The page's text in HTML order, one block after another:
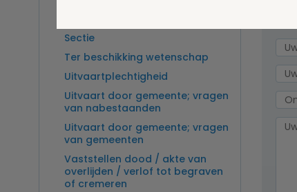
Sectie
Ter beschikking wetenschap
Uitvaartplechtigheid
Uitvaart door gemeente; vragen
van nabestaanden
Uitvaart door gemeente; vragen
van gemeenten
Vaststellen dood / akte van
overlijden / verlof tot begraven
of cremeren